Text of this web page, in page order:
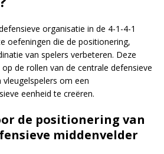
organisatie in de 4-1-4-1
oefeningen die de positionering,
van spelers verbeteren. Deze
de rollen van de centrale defensieve
om een
eenheid te creëren.
de positionering van
middenvelder